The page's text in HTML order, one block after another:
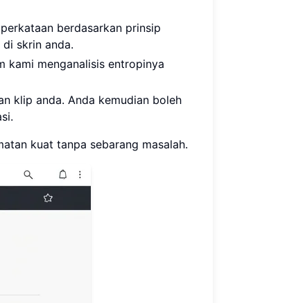
berdasarkan prinsip
di skrin anda.
kami menganalisis entropinya
klip anda. Anda kemudian boleh
kuat tanpa sebarang masalah.